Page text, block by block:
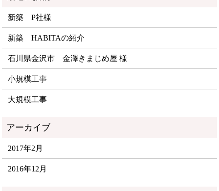
新築 P社様
新築 HABITAの紹介
石川県金沢市 金澤きまじめ屋 様
小規模工事
大規模工事
2017年2月
2016年12月